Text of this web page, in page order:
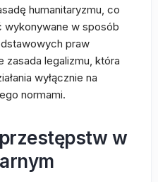
humanitaryzmu, co
wykonywane w sposób
praw
zasada legalizmu, która
wyłącznie na
normami.
w